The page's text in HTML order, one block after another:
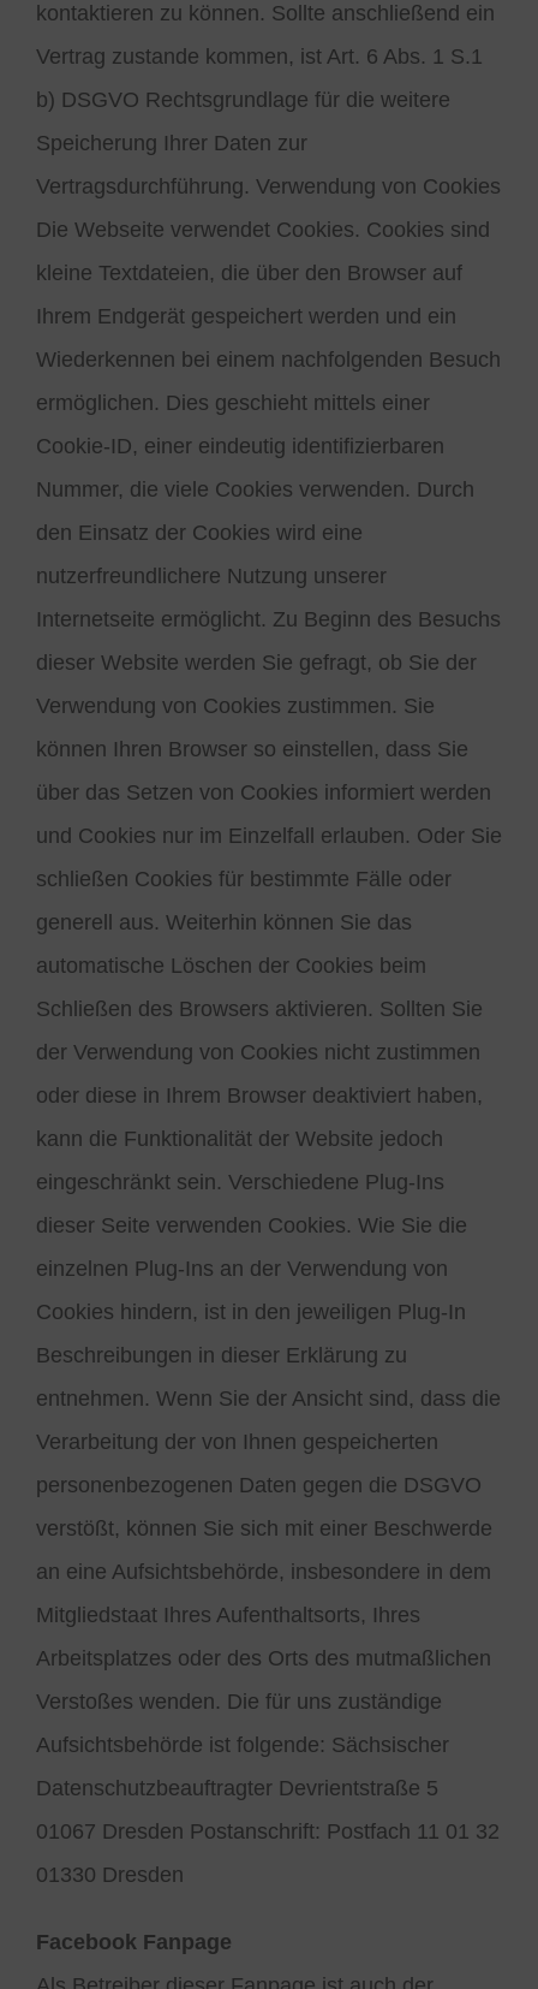
kontaktieren zu können. Sollte anschließend ein
Vertrag zustande kommen, ist Art. 6 Abs. 1 S.1
b) DSGVO Rechtsgrundlage für die weitere
Speicherung Ihrer Daten zur
Vertragsdurchführung. Verwendung von Cookies
Die Webseite verwendet Cookies. Cookies sind
kleine Textdateien, die über den Browser auf
Ihrem Endgerät gespeichert werden und ein
Wiederkennen bei einem nachfolgenden Besuch
ermöglichen. Dies geschieht mittels einer
Cookie-ID, einer eindeutig identifizierbaren
Nummer, die viele Cookies verwenden. Durch
den Einsatz der Cookies wird eine
nutzerfreundlichere Nutzung unserer
Internetseite ermöglicht. Zu Beginn des Besuchs
dieser Website werden Sie gefragt, ob Sie der
Verwendung von Cookies zustimmen. Sie
können Ihren Browser so einstellen, dass Sie
über das Setzen von Cookies informiert werden
und Cookies nur im Einzelfall erlauben. Oder Sie
schließen Cookies für bestimmte Fälle oder
generell aus. Weiterhin können Sie das
automatische Löschen der Cookies beim
Schließen des Browsers aktivieren. Sollten Sie
der Verwendung von Cookies nicht zustimmen
oder diese in Ihrem Browser deaktiviert haben,
kann die Funktionalität der Website jedoch
eingeschränkt sein. Verschiedene Plug-Ins
dieser Seite verwenden Cookies. Wie Sie die
einzelnen Plug-Ins an der Verwendung von
Cookies hindern, ist in den jeweiligen Plug-In
Beschreibungen in dieser Erklärung zu
entnehmen. Wenn Sie der Ansicht sind, dass die
Verarbeitung der von Ihnen gespeicherten
personenbezogenen Daten gegen die DSGVO
verstößt, können Sie sich mit einer Beschwerde
an eine Aufsichtsbehörde, insbesondere in dem
Mitgliedstaat Ihres Aufenthaltsorts, Ihres
Arbeitsplatzes oder des Orts des mutmaßlichen
Verstoßes wenden. Die für uns zuständige
Aufsichtsbehörde ist folgende: Sächsischer
Datenschutzbeauftragter Devrientstraße 5
01067 Dresden Postanschrift: Postfach 11 01 32
01330 Dresden
Facebook Fanpage